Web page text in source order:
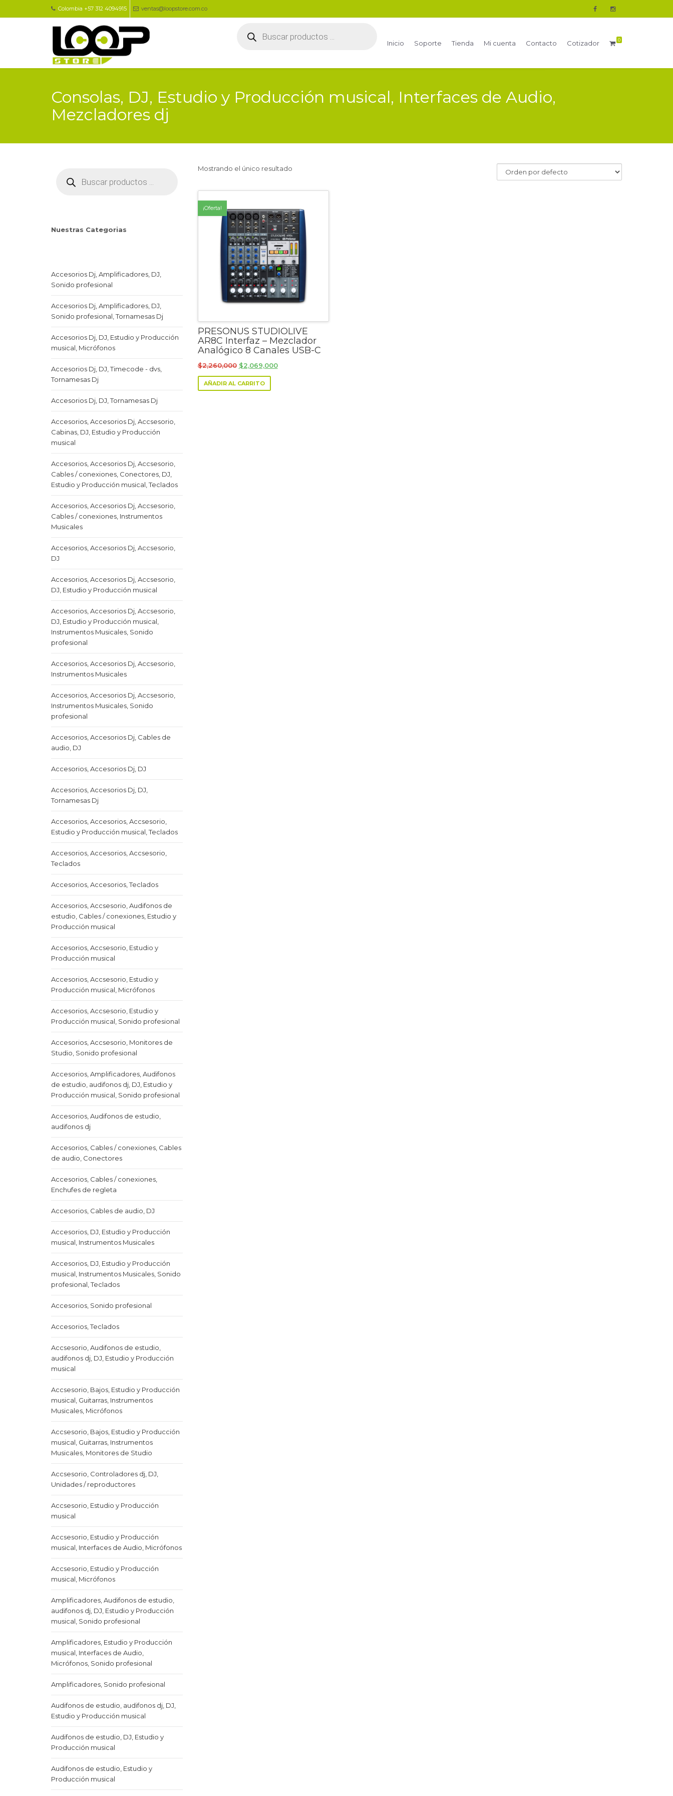
Colombia +57 312 4094915 ventas@loopstore.com.co
productos
Inicio Soporte Tienda Mi cuenta Contacto Cotizador 0
Consolas, DJ, Estudio y Producción musical, Interfaces de Audio,
Mezcladores dj
productos
Nuestras Categorias
Accesorios Dj, Amplificadores, DJ,
Sonido profesional
Accesorios Dj, Amplificadores, DJ,
Sonido profesional, Tornamesas Dj
Accesorios Dj, DJ, Estudio y Producción
musical, Micrófonos
Accesorios Dj, DJ, Timecode - dvs,
Tornamesas Dj
Accesorios Dj, DJ, Tornamesas Dj
Accesorios, Accesorios Dj, Accsesorio,
Cabinas, DJ, Estudio y Producción
musical
Accesorios, Accesorios Dj, Accsesorio,
Cables / conexiones, Conectores, DJ,
Estudio y Producción musical, Teclados
Accesorios, Accesorios Dj, Accsesorio,
Cables / conexiones, Instrumentos
Musicales
Accesorios, Accesorios Dj, Accsesorio,
DJ
Accesorios, Accesorios Dj, Accsesorio,
DJ, Estudio y Producción musical
Accesorios, Accesorios Dj, Accsesorio,
DJ, Estudio y Producción musical,
Instrumentos Musicales, Sonido
profesional
Accesorios, Accesorios Dj, Accsesorio,
Instrumentos Musicales
Accesorios, Accesorios Dj, Accsesorio,
Instrumentos Musicales, Sonido
profesional
Accesorios, Accesorios Dj, Cables de
audio, DJ
Accesorios, Accesorios Dj, DJ
Accesorios, Accesorios Dj, DJ,
Tornamesas Dj
Accesorios, Accesorios, Accsesorio,
Estudio y Producción musical, Teclados
Accesorios, Accesorios, Accsesorio,
Teclados
Accesorios, Accesorios, Teclados
Accesorios, Accsesorio, Audifonos de
estudio, Cables / conexiones, Estudio y
Producción musical
Accesorios, Accsesorio, Estudio y
Producción musical
Accesorios, Accsesorio, Estudio y
Producción musical, Micrófonos
Accesorios, Accsesorio, Estudio y
Producción musical, Sonido profesional
Accesorios, Accsesorio, Monitores de
Studio, Sonido profesional
Accesorios, Amplificadores, Audifonos
de estudio, audifonos dj, DJ, Estudio y
Producción musical, Sonido profesional
Accesorios, Audifonos de estudio,
audifonos dj
Accesorios, Cables / conexiones, Cables
de audio, Conectores
Accesorios, Cables / conexiones,
Enchufes de regleta
Accesorios, Cables de audio, DJ
Accesorios, DJ, Estudio y Producción
musical, Instrumentos Musicales
Accesorios, DJ, Estudio y Producción
musical, Instrumentos Musicales, Sonido
profesional, Teclados
Accesorios, Sonido profesional
Accesorios, Teclados
Accsesorio, Audifonos de estudio,
audifonos dj, DJ, Estudio y Producción
musical
Accsesorio, Bajos, Estudio y Producción
musical, Guitarras, Instrumentos
Musicales, Micrófonos
Accsesorio, Bajos, Estudio y Producción
musical, Guitarras, Instrumentos
Musicales, Monitores de Studio
Accsesorio, Controladores dj, DJ,
Unidades / reproductores
Accsesorio, Estudio y Producción
musical
Accsesorio, Estudio y Producción
musical, Interfaces de Audio, Micrófonos
Accsesorio, Estudio y Producción
musical, Micrófonos
Amplificadores, Audifonos de estudio,
audifonos dj, DJ, Estudio y Producción
musical, Sonido profesional
Amplificadores, Estudio y Producción
musical, Interfaces de Audio,
Micrófonos, Sonido profesional
Amplificadores, Sonido profesional
Audifonos de estudio, audifonos dj, DJ,
Estudio y Producción musical
Audifonos de estudio, DJ, Estudio y
Producción musical
Audifonos de estudio, Estudio y
Producción musical
Mostrando el único resultado
¡Oferta!
PRESONUS STUDIOLIVE
AR8C Interfaz – Mezclador
Analógico 8 Canales USB-C
$2,260,000 Original
price
was:
$2,069,000Current
AÑADIR AL CARRITO